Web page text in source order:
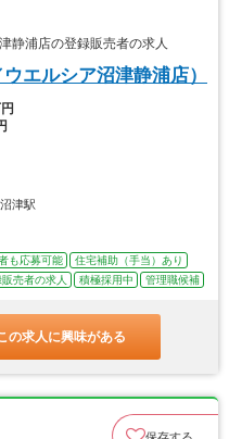
静浦店の登録販売者の求人
エルシア沼津静浦店）
津駅
も応募可能
住宅補助（手当）あり
売者の求人 積極採用中 管理職候補
の求人に興味がある